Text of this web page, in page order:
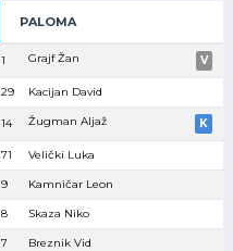
PALOMA
1 Grajf Žan V
29 Kacijan David
14 Žugman Aljaž K
71 Velički Luka
9 Kamničar Leon
8 Skaza Niko
7 Breznik Vid